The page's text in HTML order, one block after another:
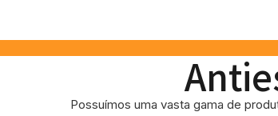
Possuímos uma vasta gama de